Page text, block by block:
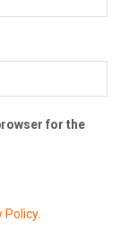
for the
Policy.